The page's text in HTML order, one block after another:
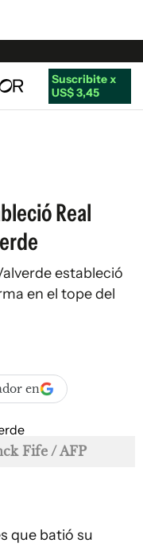
Suscribite x
US$ 3,45
Real
estableció
en el tope del
en
Fife / AFP
que batió su